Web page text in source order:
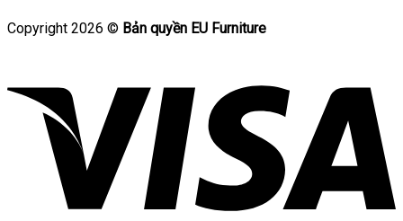
Copyright 2026 © Bản quyền EU Furniture